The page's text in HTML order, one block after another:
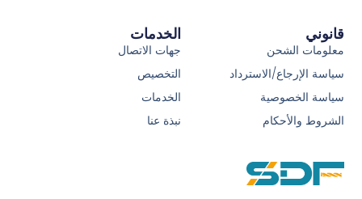
الخدمات
جهات الاتصال
التخصيص
الخدمات
نبذة عنا
قانوني
معلومات الشحن
سياسة الإرجاع/الاسترداد
سياسة الخصوصية
الشروط والأحكام